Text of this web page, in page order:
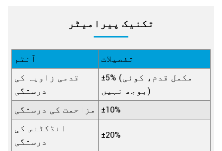
تکنیک پیرامیٹر
آئٹم
تفصیلات
قدمی زاویہ کی
درستگی
±5% (مکمل قدم، کوئی
بوجھ نہیں)
مزاحمت کی درستگی
±10%
انڈکٹنس کی
درستگی
±20%